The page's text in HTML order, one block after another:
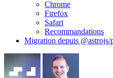
Chrome
Firefox
Safari
Recommandations
Migration depuis @astrojs/